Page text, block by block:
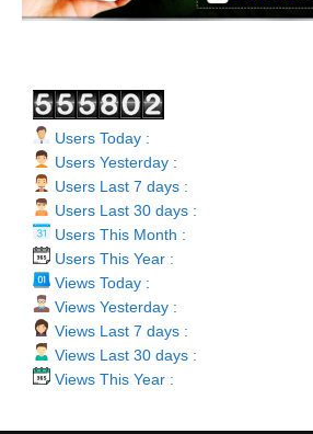
Users Today :
Users Yesterday :
Users Last 7 days :
Users Last 30 days :
Users This Month :
Users This Year :
Views Today :
Views Yesterday :
Views Last 7 days :
Views Last 30 days :
Views This Year :